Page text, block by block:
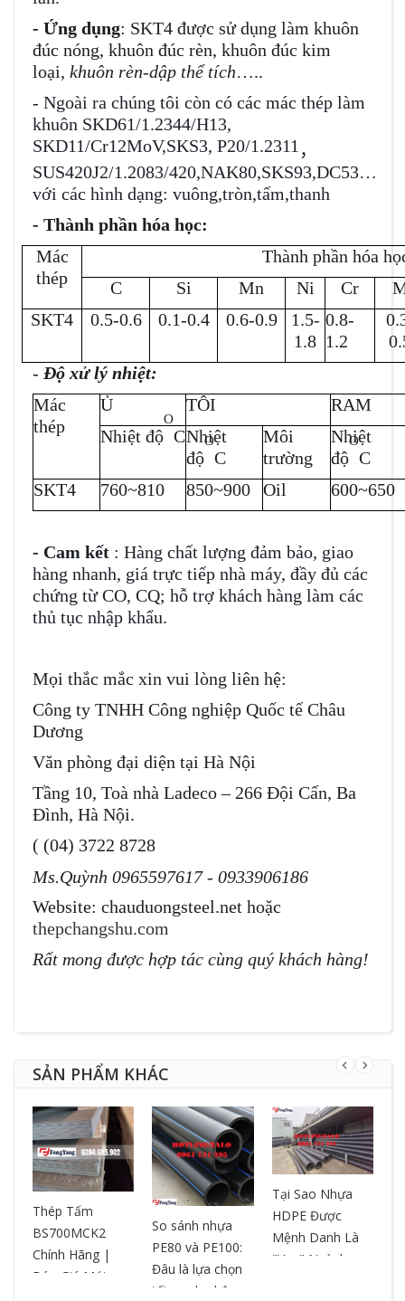
- Ứng dụng: SKT4 được sử dụng làm khuôn
đúc nóng, khuôn đúc rèn, khuôn đúc kim
loại, khuôn rèn-dập thểtích…..
- Ngoài ra chúng tôi còn có các mác thép làm
khuôn SKD61/1.2344/H13,
SKD11/Cr12MoV,SKS3, P20/1.2311 ，
SUS420J2/1.2083/420,NAK80,SKS93,DC53…
với các hình dạng: vuông,tròn,tấm,thanh
- Thành phần hóa học:
Mác
thép
Thành phần hóa
C
Si Mn Ni Cr
SKT4
0.5-0.6 0.1-0.4 0.6-0.9
1.5-
1.8
0.8-
1.2
- Độ xử lý nhiệt:
Mác
thép
Ủ TÔI
RAM
Nhiệt độ
O
CNhiệt
độ
O
C
Môi
trường
Nhiệt
độ
O
C
SKT4
760~810 850~900 Oil 600~650
- Cam kết : Hàng chất lượng đảm bảo, giao
hàng nhanh, giá trực tiếp nhà máy, đầy đủ các
chứng từ CO, CQ; hỗ trợ khách hàng làm các
thủ tục nhập khẩu.
Mọi thắc mắc xin vui lòng liên hệ:
Công ty TNHH Công nghiệp Quốc tế Châu
Dương
Văn phòng đại diện tại Hà Nội
Tầng 10, Toà nhà Ladeco – 266 Đội Cấn, Ba
Đình, Hà Nội.
( (04) 3722 8728
Ms.Quỳnh 0965597617 - 0933906186
Website: chauduongsteel.net hoặc
thepchangshu.com
Rất mong được hợp tác cùng quý khách hàng!
SẢN PHẨM KHÁC
Thép Tấm
BS700MCK2
Chính Hãng |
Báo Giá Mới
So sánh nhựa
PE80 và PE100:
Đâu là lựa chọn
tối ưu cho hệ
Tại Sao Nhựa
HDPE Được
Mệnh Danh Là
"Vua" Ngành